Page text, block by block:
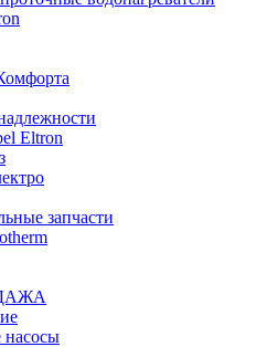
Eltron
запчасти
насосы